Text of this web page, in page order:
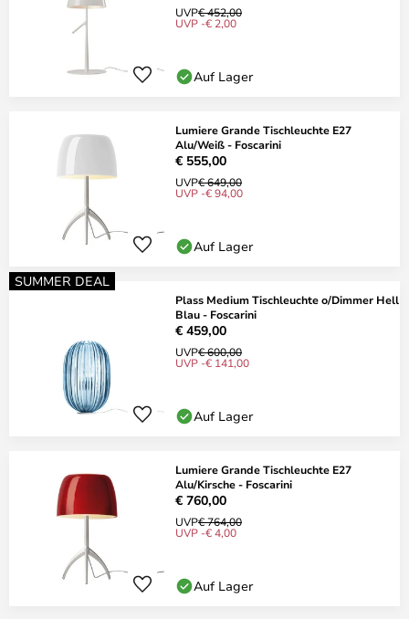
UVP€ 452,00
UVP -€ 2,00
Auf Lager
Lumiere Grande Tischleuchte E27
Alu/Weiß - Foscarini
€ 555,00
UVP€ 649,00
UVP -€ 94,00
Auf Lager
SUMMER DEAL
Plass Medium Tischleuchte o/Dimmer Hell
Blau - Foscarini
€ 459,00
UVP€ 600,00
UVP -€ 141,00
Auf Lager
Lumiere Grande Tischleuchte E27
Alu/Kirsche - Foscarini
€ 760,00
UVP€ 764,00
UVP -€ 4,00
Auf Lager